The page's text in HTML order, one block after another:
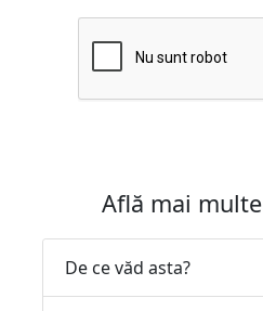
Află mai
De ce văd asta?